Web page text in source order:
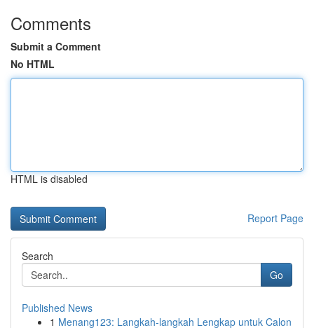
Comments
Submit a Comment
No HTML
HTML is disabled
Report Page
Search
Go
Published News
1 Menang123: Langkah-langkah Lengkap untuk Calon